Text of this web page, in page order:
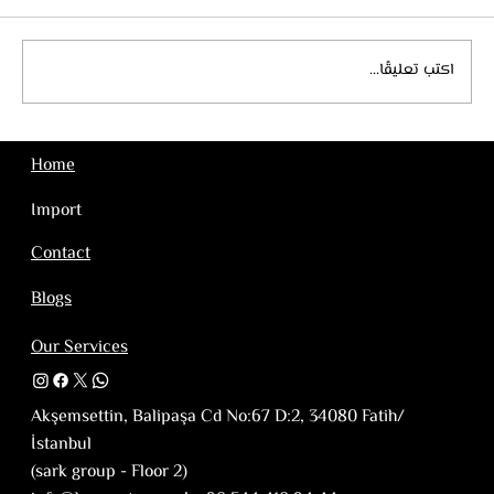
أهم مصانع ماكينات التعبئة والتغليف في تركيا
اكتب تعليقًا...
Home
Import
Contact
Blogs
Our Services
Akşemsettin, Balipaşa Cd No:67 D:2, 34080 Fatih/
İstanbul
(sark group - Floor 2)